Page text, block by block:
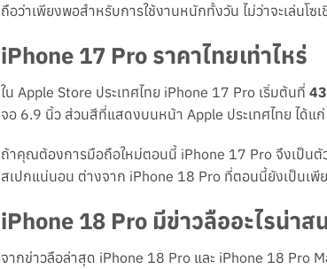
ถือว่าเพียงพอสำหรับการใช้งานหนักทั้งวัน ไม่ว่าจะเล่นโซ
iPhone 17 Pro ราคาไทยเท่าไหร่
ใน Apple Store ประเทศไทย iPhone 17 Pro เริ่มต้นที่
จอ 6.9 นิ้ว ส่วนสีที่แสดงบนหน้า Apple ประเทศไทย ได้แ
ถ้าคุณต้องการมือถือใหม่ตอนนี้ iPhone 17 Pro จึงเป็นตั
สเปกแน่นอน ต่างจาก iPhone 18 Pro ที่ตอนนี้ยังเป็นเพี
iPhone 18 Pro มีข่าวลืออะไรน่าส
จากข่าวลือล่าสุด iPhone 18 Pro และ iPhone 18 Pro